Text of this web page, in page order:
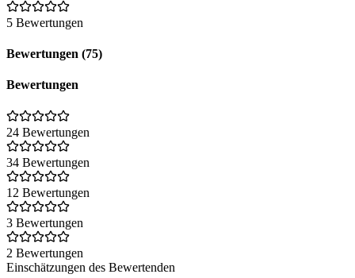
5 Bewertungen
Bewertungen (75)
Bewertungen
24 Bewertungen
34 Bewertungen
12 Bewertungen
3 Bewertungen
2 Bewertungen
Einschätzungen des Bewertenden